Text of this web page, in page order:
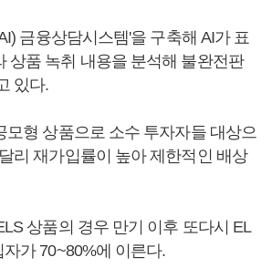
금융상담시스템'을 구축해 AI가 표
상품 녹취 내용을 분석해 불완전판
있다.
모형 상품으로 소수 투자자들 대상으
리 재가입률이 높아 제한적인 배상
상품의 경우 만기 이후 또다시 EL
가 70~80%에 이른다.